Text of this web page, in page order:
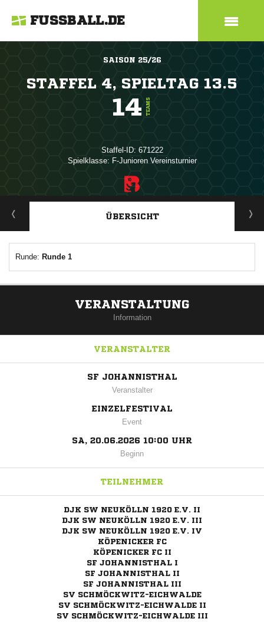
FUSSBALL.DE
SAISON 25/26
STAFFEL 4, SPIELTAG 13.5
14 TEAMS
Staffel-ID: 671222
Spielklasse: F-Junioren Vereinsturnier
ANZEIGE
ÜBERSICHT
Runde: Runde 1
VERANSTALTUNG
Information
VERANSTALTER
SF JOHANNISTHAL
Veranstalter
EINZELFESTIVAL
Event
SA, 20.06.2026 10:00 UHR
Beginn
TEILNEHMER
DJK SW NEUKÖLLN 1920 E.V. II
DJK SW NEUKÖLLN 1920 E.V. III
DJK SW NEUKÖLLN 1920 E.V. IV
KÖPENICKER FC
KÖPENICKER FC II
SF JOHANNISTHAL I
SF JOHANNISTHAL II
SF JOHANNISTHAL III
SV SCHMÖCKWITZ-EICHWALDE
SV SCHMÖCKWITZ-EICHWALDE II
SV SCHMÖCKWITZ-EICHWALDE III